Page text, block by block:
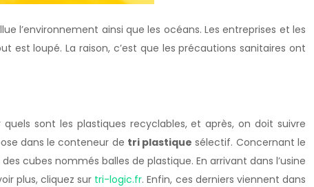
l’environnement ainsi que les océans. Les entreprises et les
loupé. La raison, c’est que les précautions sanitaires ont
sont les plastiques recyclables, et après, on doit suivre
dans le conteneur de tri plastique sélectif. Concernant le
cubes nommés balles de plastique. En arrivant dans l’usine
plus, cliquez sur tri-logic.fr. Enfin, ces derniers viennent dans